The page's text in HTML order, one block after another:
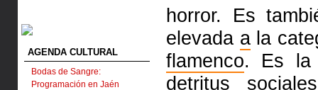
AGENDA CULTURAL
Bodas de Sangre:
Programación en Jaén
horror. Es
elevada ala
flamenco. Es la
detritus